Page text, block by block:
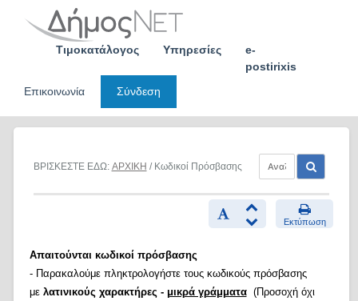
Τιμοκατάλογος Υπηρεσίες
e-
postirixis
Επικοινωνία
Σύνδεση
ΒΡΙΣΚΕΣΤΕ ΕΔΩ: ΑΡΧΙΚΗ / Κωδικοί Πρόσβασης
Εκτύπωση
Απαιτούνται κωδικοί πρόσβασης
- Παρακαλούμε πληκτρολογήστε τους κωδικούς πρόσβασης
με λατινικούς χαρακτήρες - μικρά γράμματα(Προσοχή όχι